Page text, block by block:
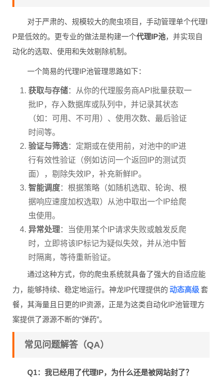
对于严肃的、规模较大的爬虫项目，手动管理单个代理I
P是低效的。更专业的做法是构建一个代理IP池，并实现自
动化的选取、使用和失效剔除机制。
一个简易的代理IP池管理思路如下：
获取与存储：从你的代理服务商API批量获取一
批IP，存入数据库或队列中，并记录其状态
（如：可用、不可用）、使用次数、最后验证
时间等。
验证与筛选：定期或在使用前，对池中的IP进
行有效性验证（例如访问一个返回IP的测试页
面），剔除失效IP，补充新鲜IP。
智能调度：根据策略（如随机选取、轮询、根
据响应速度加权选取）从池中取出一个IP给爬
虫使用。
异常处理：当使用某个IP请求失败或触发反爬
时，立即将该IP标记为疑似失效，并从池中暂
时隔离，等待重新验证。
通过这种方式，你的爬虫系统就具备了强大的自适应能
力，能够持续、稳定地运行。神龙IP代理提供的 动态高级 套
餐，其海量且日更的IP资源，正是为这类自动化IP池管理方
案提供了源源不断的“弹药”。
常见问题解答（QA）
Q1：我已经用了代理IP，为什么还是被网站封了？